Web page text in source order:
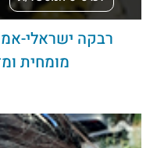
רבקה ישראלי-
מומחית